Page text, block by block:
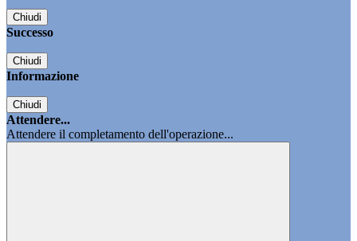
Chiudi
Successo
Chiudi
Informazione
Chiudi
Attendere...
Attendere il completamento dell'operazione...